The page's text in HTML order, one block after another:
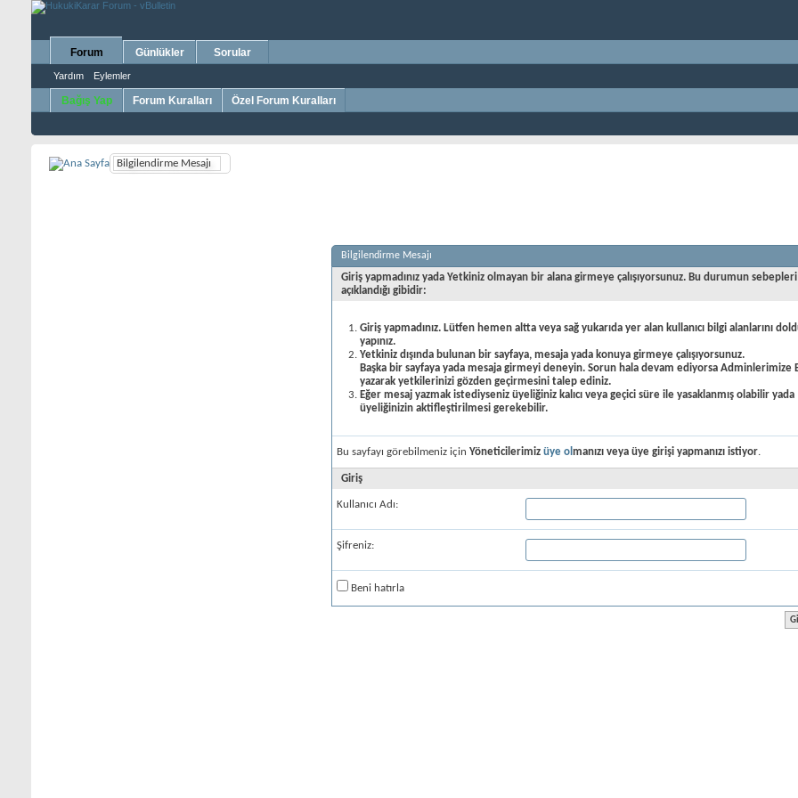
Forum
Yardım Eylemler
Günlükler Sorular
Bağış Yap Forum Kuralları Özel Forum Kuralları
Bilgilendirme Mesajı
Bilgilendirme Mesajı
Giriş yapmadınız yada Yetkiniz olmayan bir alana girmeye çalışıyorsunuz. Bu durumun sebepleri
açıklandığı gibidir:
Giriş yapmadınız. Lütfen hemen altta veya sağ yukarıda yer alan kullanıcı bilgi alanlarını
yapınız.
Yetkiniz dışında bulunan bir sayfaya, mesaja yada konuya girmeye çalışıyorsunuz.
Başka bir sayfaya yada mesaja girmeyi deneyin. Sorun hala devam ediyorsa Adminlerimize
yazarak yetkilerinizi gözden geçirmesini talep ediniz.
Eğer mesaj yazmak istediyseniz üyeliğiniz kalıcı veya geçici süre ile yasaklanmış olabilir yada
üyeliğinizin aktifleştirilmesi gerekebilir.
Bu sayfayı görebilmeniz için Yöneticilerimiz üye ol manızı veya üye girişi yapmanızı istiyor.
Giriş
Kullanıcı Adı:
Şifreniz:
Beni hatırla